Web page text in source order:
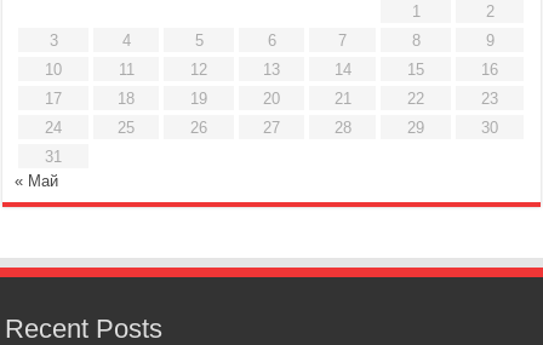
1
2
3
4 5 6 7 8
9
10
11 12 13 14 15
16
17
18 19 20 21 22
23
24
25 26 27 28 29
30
31
« Май
Recent Posts